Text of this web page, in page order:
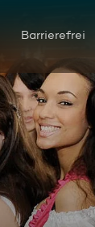
Barrierefrei